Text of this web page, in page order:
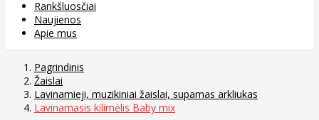
Rankšluosčiai
Naujienos
Apie mus
Pagrindinis
Žaislai
Lavinamieji, muzikiniai žaislai, supamas arkliukas
Lavinamasis kilimėlis Baby mix